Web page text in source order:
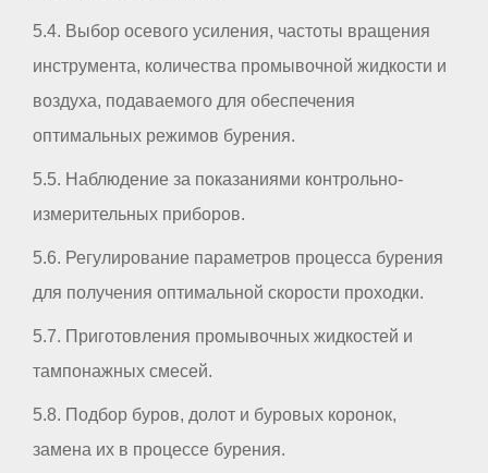
5.4. Выбор осевого усиления, частоты вращения
инструмента, количества промывочной жидкости и
воздуха, подаваемого для обеспечения
оптимальных режимов бурения.
5.5. Наблюдение за показаниями контрольно-
измерительных приборов.
5.6. Регулирование параметров процесса бурения
для получения оптимальной скорости проходки.
5.7. Приготовления промывочных жидкостей и
тампонажных смесей.
5.8. Подбор буров, долот и буровых коронок,
замена их в процессе бурения.